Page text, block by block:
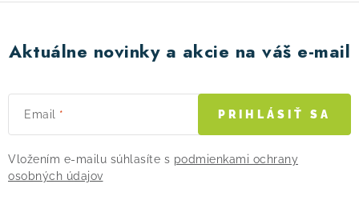
Aktuálne novinky a akcie na váš e-mail
Email
Vložením e-mailu súhlasíte s podmienkami ochrany
osobných údajov
PRIHLÁSIŤ SA